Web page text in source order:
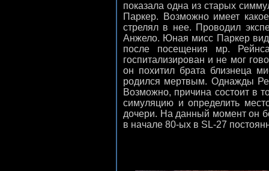
показала одна из старых
Паркер. Возможно имеет
стрелял в нее. Проводил
Анжело. Юная мисс Паркер
после посещения мр.
госпитализирован и не мог
он похитил брата близнеца
родился мертвым. Однажды
Возможно, причина состоит в
симуляцию и определить
дочери. На данный момент он
в начале 80-ых в SL-27